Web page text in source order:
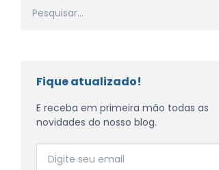
Fique atualizado!
E receba em primeira mão todas as
novidades do nosso blog.